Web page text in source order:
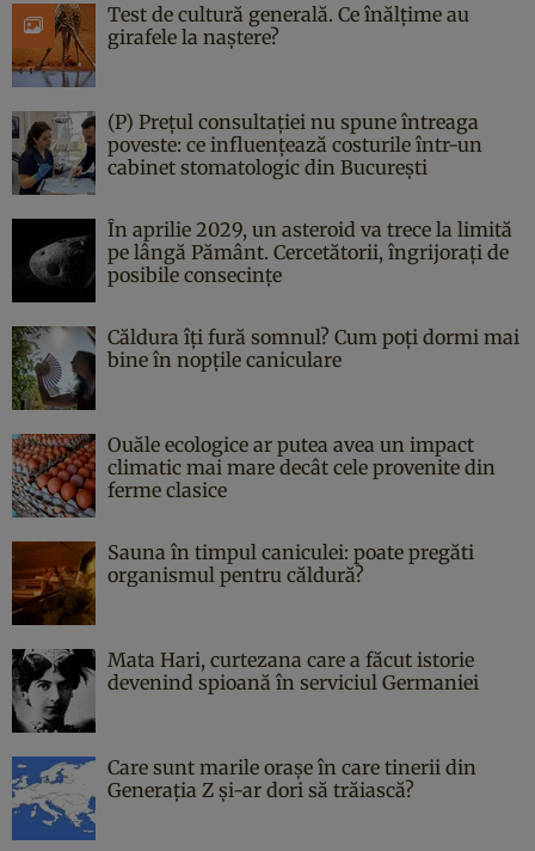
Test de cultură generală. Ce înălțime au
girafele la naștere?
(P) Prețul consultației nu spune întreaga
poveste: ce influențează costurile într-un
cabinet stomatologic din București
În aprilie 2029, un asteroid va trece la limită
pe lângă Pământ. Cercetătorii, îngrijorați de
posibile consecințe
Căldura îți fură somnul? Cum poți dormi mai
bine în nopțile caniculare
Ouăle ecologice ar putea avea un impact
climatic mai mare decât cele provenite din
ferme clasice
Sauna în timpul caniculei: poate pregăti
organismul pentru căldură?
Mata Hari, curtezana care a făcut istorie
devenind spioană în serviciul Germaniei
Care sunt marile orașe în care tinerii din
Generația Z și-ar dori să trăiască?